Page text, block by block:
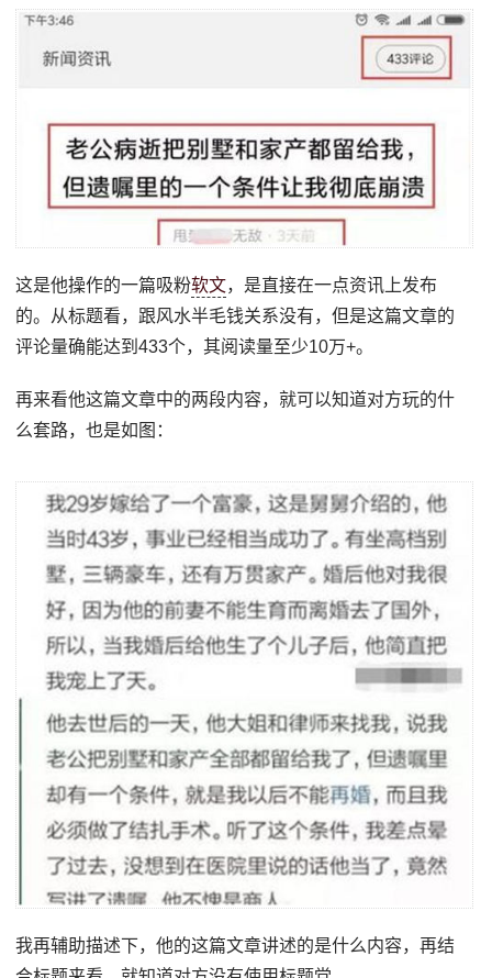
这是他操作的一篇吸粉软文，是直接在一点资讯上发布
的。从标题看，跟风水半毛钱关系没有，但是这篇文章的
评论量确能达到433个，其阅读量至少10万+。
再来看他这篇文章中的两段内容，就可以知道对方玩的什
么套路，也是如图：
我再辅助描述下，他的这篇文章讲述的是什么内容，再结